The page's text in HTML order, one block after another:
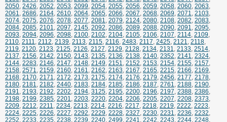
2050, 2426, 2052, 2053, 2099, 2054, 2055, 2056, 2059, 2058, 2060, 2063,
2061, 2686, 2164, 2610, 2064, 2065, 2066, 2067, 2068, 2069, 2071, 2103,
2074, 2075, 2076, 2078, 2077, 2081, 2079, 2124, 2080, 2108, 2082, 2083,
2084, 2085, 2101, 2097, 2145, 2092, 2086, 2089, 2088, 2090, 2091, 2095,
2093, 2094, 2096, 2098, 2100, 2102, 2104, 2105, 2106, 2107, 2114, 2109,
2110, 2111, 2112, 2139, 2113, 2115, 2116, 2483, 2117, 2425, 2121, 2118,
2119, 2120, 2123, 2125, 2126, 2127, 2129, 2128, 2134, 2131, 2133, 2514,
2137, 2156, 2142, 2150, 2143, 2135, 2136, 2138, 2140, 2352, 2141, 2324,
2144, 2283, 2146, 2147, 2148, 2149, 2151, 2152, 2153, 2154, 2155, 2157,
2158, 2571, 2159, 2160, 2161, 2162, 2163, 2167, 2165, 2215, 2166, 2169,
2168, 2170, 2171, 2172, 2173, 2175, 2174, 2176, 2179, 2456, 2177, 2178,
2180, 2181, 2182, 2440, 2183, 2184, 2185, 2186, 2187, 2761, 2188, 2190,
2191, 2193, 2192, 2202, 2194, 3125, 2195, 2200, 2196, 2197, 2388, 2386,
2198, 2199, 2385, 2201, 2203, 2220, 2204, 2206, 2205, 2207, 2208, 2373,
2209, 2212, 2211, 2234, 2213, 2214, 2216, 2217, 2218, 2219, 2222, 2223,
2224, 2225, 2226, 2227, 2292, 2229, 2228, 2327, 2230, 2231, 2236, 2232,
2252, 2233, 2235, 2238, 2239, 2240, 2499, 2241, 2242, 2243, 2244, 2248,